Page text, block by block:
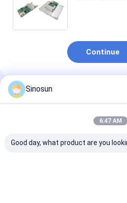
Multicanal
Continue
Produtos Recomendados
Sinosun
6:47 AM
Good day, what product are you